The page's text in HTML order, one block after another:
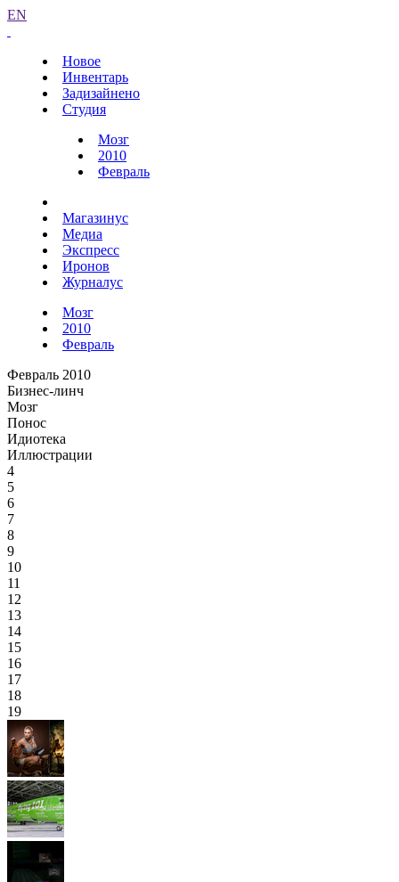
EN
Новое
Инвентарь
Задизайнено
Студия
Мозг
2010
Февраль
Магазинус
Медиа
Экспресс
Иронов
Журналус
Мозг
2010
Февраль
Февраль 2010
Бизнес-линч
Мозг
Понос
Идиотека
Иллюстрации
4
5
6
7
8
9
10
11
12
13
14
15
16
17
18
19